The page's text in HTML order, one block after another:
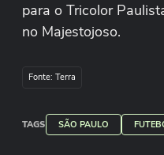
para o Tricolor
no Majestojoso.
Fonte: Terra
TAGS SÃO PAULO